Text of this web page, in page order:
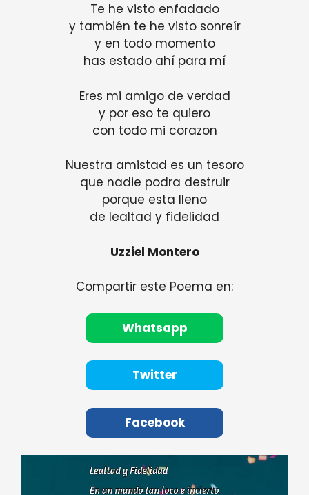
Te he visto enfadado
y también te he visto sonreír
y en todo momento
has estado ahí para mí
Eres mi amigo de verdad
y por eso te quiero
con todo mi corazon
Nuestra amistad es un tesoro
que nadie podra destruir
porque esta lleno
de lealtad y fidelidad
Uzziel Montero
Compartir este Poema en:
Whatsapp
Twitter
Facebook